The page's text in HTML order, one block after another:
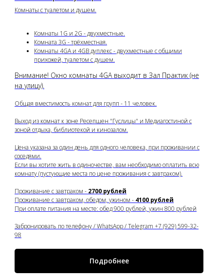
Комнаты с туалетом и душем.
Комнаты 1G и 2G - двухместные.
Комната 3G - трёхместная.
Комнаты 4GA и 4GB дуплекс - двухместные с общими
прихожей, туалетом с душем.
Внимание! Окно комнаты 4GA выходит в Зал Практик (не
на улицу).
Общая вместимость комнат для групп - 11 человек.
Выход из комнат к зоне Ресепшен "Гуслицы" и Медиагостиной с
зоной отдыха, библиотекой и кинозалом.
Цена указана за один день для одного человека, при проживании с
соседями.
Если вы хотите жить в одиночестве, вам необходимо оплатить всю
комнату (пустующие места по цене проживания с завтраком).
Проживание с завтраком - 2700 рублей
Проживание с завтраком, обедом, ужином - 4100 рублей
При оплате питания на месте: обед 900 рублей, ужин 800 рублей
Забронировать по телефону / WhatsApp / Telegram +7 (929) 599-32-
98
Подробнее